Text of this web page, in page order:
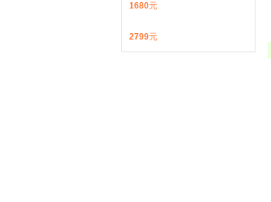
1680元
2799元